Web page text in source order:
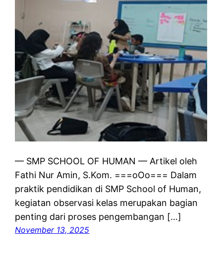
— SMP SCHOOL OF HUMAN — Artikel oleh
Fathi Nur Amin, S.Kom. ===oOo=== Dalam
praktik pendidikan di SMP School of Human,
kegiatan observasi kelas merupakan bagian
penting dari proses pengembangan […]
November 13, 2025